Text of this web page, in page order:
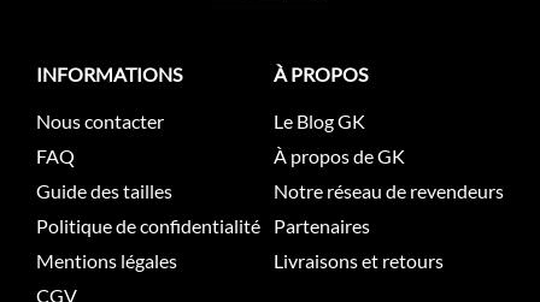
INFORMATIONS
Nous contacter
FAQ
Guide des tailles
Politique de confidentialité
Mentions légales
CGV
À PROPOS
Le Blog GK
À propos de GK
Notre réseau de revendeurs
Partenaires
Livraisons et retours